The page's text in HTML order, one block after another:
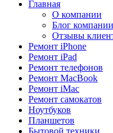
Главная
О компании
Блог компании
Отзывы
Ремонт iPhone
Ремонт iPad
Ремонт телефонов
Ремонт MacBook
Ремонт iMac
Ремонт самокатов
Ноутбуков
Планшетов
Бытовой техники